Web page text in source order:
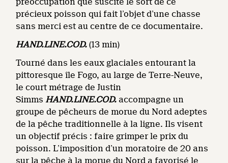
précieux poisson qui fait l’objet d’une chasse
sans merci est au centre de ce documentaire.
HAND.LINE.COD.(13 min)
Tourné dans les eaux glaciales entourant la
pittoresque île Fogo, au large de Terre-Neuve,
le court métrage de Justin
Simms HAND.LINE.COD. accompagne un
groupe de pêcheurs de morue du Nord adeptes
de la pêche traditionnelle à la ligne. Ils visent
un objectif précis : faire grimper le prix du
poisson. L’imposition d’un moratoire de 20 ans
sur la pêche à la morue du Nord a favorisé le